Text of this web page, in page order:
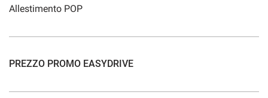
Allestimento POP
PREZZO PROMO EASYDRIVE
momento.